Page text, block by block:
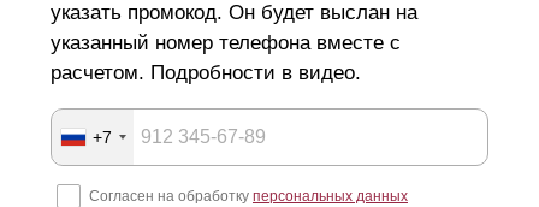
указать промокод. Он будет выслан на
указанный номер телефона вместе с
расчетом. Подробности в видео.
+7
Согласен на обработку персональных данных